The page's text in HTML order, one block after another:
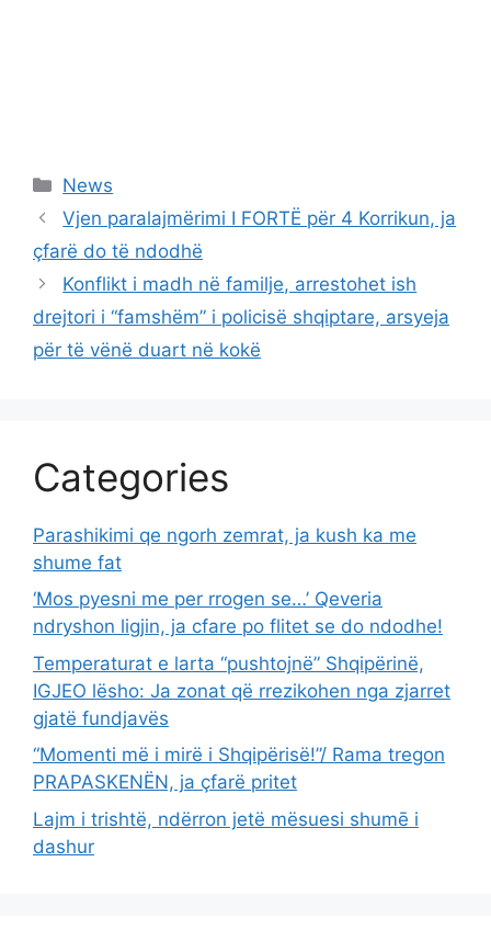
Categories
News
Vjen paralajmërimi I FORTË për 4 Korrikun, ja
çfarë do të ndodhë
Konflikt i madh në familje, arrestohet ish
drejtori i “famshëm” i policisë shqiptare, arsyeja
për të vënë duart në kokë
Categories
Parashikimi qe ngorh zemrat, ja kush ka me
shume fat
‘Mos pyesni me per rrogen se…’ Qeveria
ndryshon ligjin, ja cfare po flitet se do ndodhe!
Temperaturat e larta “pushtojnë” Shqipërinë,
IGJEO lësho: Ja zonat që rrezikohen nga zjarret
gjatë fundjavës
“Momenti më i mirë i Shqipërisë!”/ Rama tregon
PRAPASKENËN, ja çfarë pritet
Lajm i trishtë, ndërron jetë mësuesi shumē i
dashur